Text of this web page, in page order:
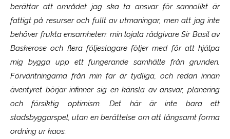
berättar att området jag ska ta ansvar för sannolikt är
fattigt på resurser och fullt av utmaningar, men att jag inte
behöver frukta ensamheten: min lojala rådgivare Sir Basil av
Baskerose och flera följeslagare följer med för att hjälpa
mig bygga upp ett fungerande samhälle från grunden.
Förväntningarna från min far är tydliga, och redan innan
äventyret börjar infinner sig en känsla av ansvar, planering
och försiktig optimism. Det här är inte bara ett
stadsbyggarspel, utan en berättelse om att långsamt forma
ordning ur kaos.